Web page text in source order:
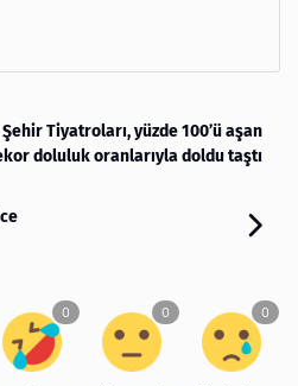
Şehir Tiyatroları, yüzde 100’ü aşan
doluluk oranlarıyla doldu taştı